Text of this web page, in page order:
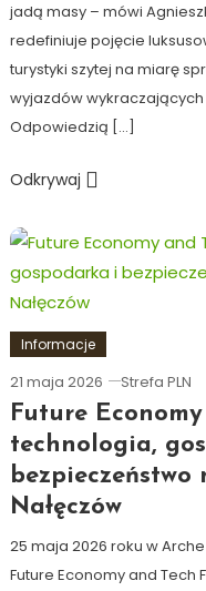
jadą masy – mówi
redefiniuje pojęcie
turystyki szytej na miarę
wyjazdów
Odpowiedzią […]
Odkrywaj
Informacje
21 maja 2026 Strefa PLN
Future
technologia,
Nałęczów
25 maja 2026 roku w
Future Economy and